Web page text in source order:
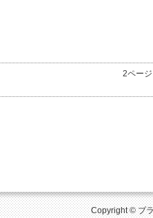
2ページ
Copyright © ブ